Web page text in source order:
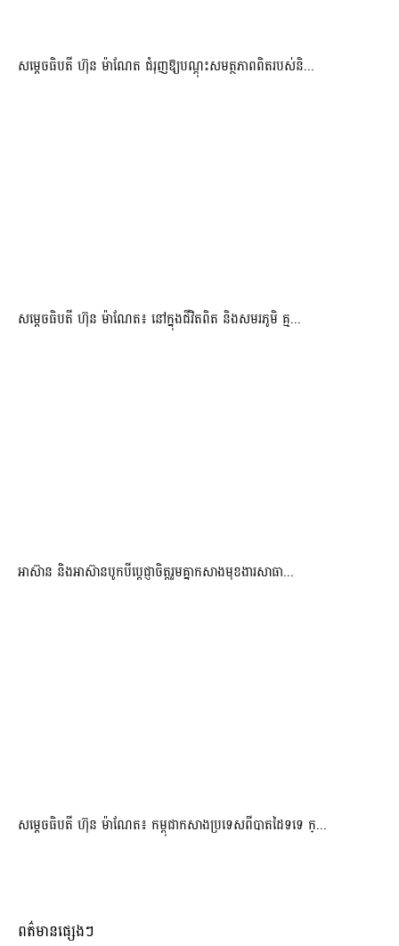
សម្តេចធិបតី ហ៊ុន ម៉ាណែត ជំរុញឱ្យបណ្តុះសមត្ថភាពពិតរបស់និ...
សម្តេចធិបតី ហ៊ុន ម៉ាណែត៖ នៅក្នុងជីវិតពិត និងសមរភូមិ គ្ម...
អាស៊ាន និងអាស៊ានបូកបីប្តេជ្ញាចិត្តរួមគ្នាកសាងមុខងារសាធា...
សម្ដេចធិបតី ហ៊ុន ម៉ាណែត៖ កម្ពុជាកសាងប្រទេសពីបាតដៃទទេ ក្...
ពត៌មានផ្សេងៗ